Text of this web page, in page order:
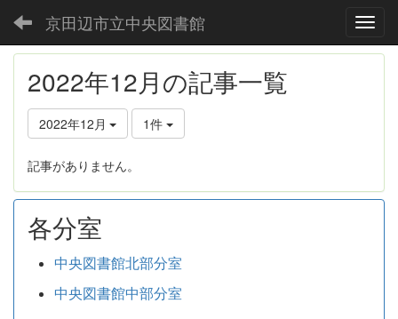
京田辺市立中央図書館
2022年12月の記事一覧
2022年12月 1件
記事がありません。
各分室
中央図書館北部分室
中央図書館中部分室